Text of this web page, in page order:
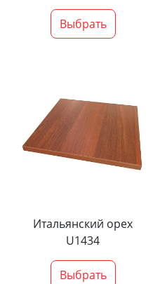
Выбрать
Итальянский орех
U1434
Выбрать